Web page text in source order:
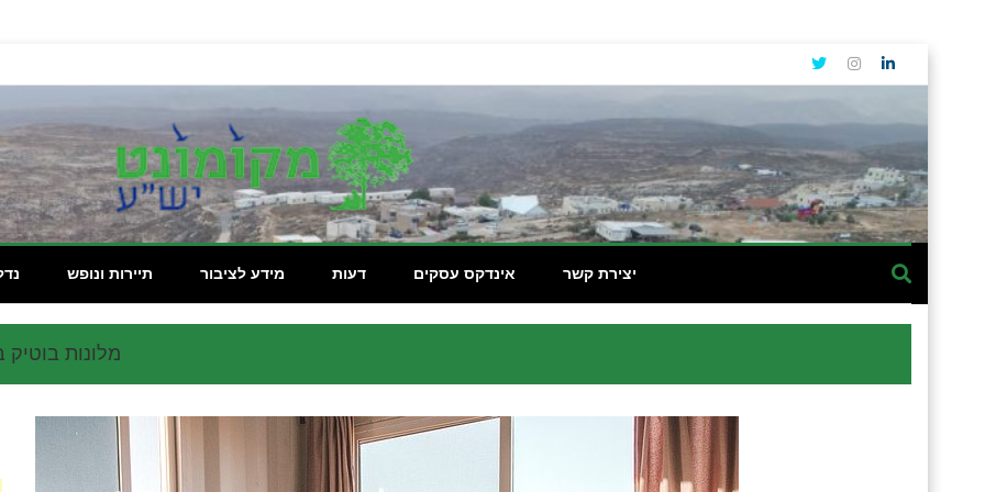
תיירות ונופש מידע לציבור דעות אינדקס עסקים יצירת קשר
מלונות בוטיק